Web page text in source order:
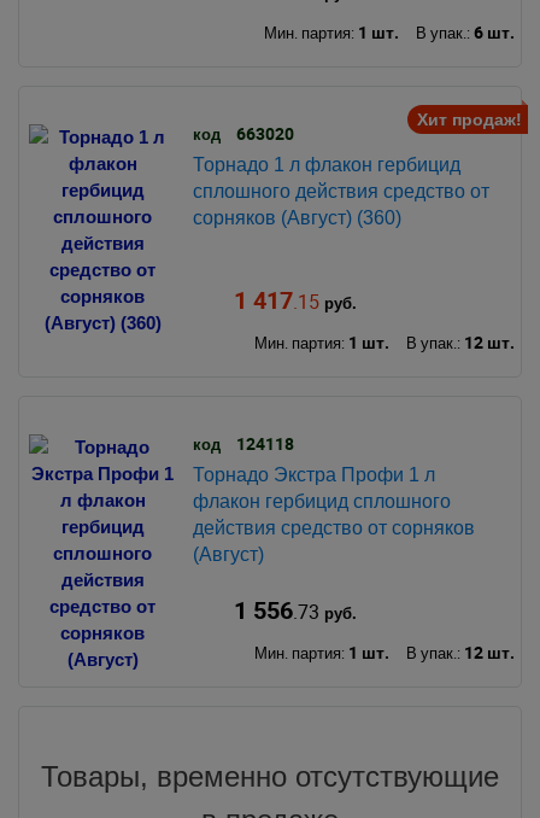
Мин. партия: 1 шт. В упак.: 6 шт.
Хит продаж!
код 663020
Торнадо 1 л флакон гербицид
сплошного действия средство от
сорняков (Август) (360)
1 417.15руб.
Мин. партия: 1 шт. В упак.: 12 шт.
код 124118
Торнадо Экстра Профи 1 л
флакон гербицид сплошного
действия средство от сорняков
(Август)
1 556.73 руб.
Мин. партия: 1 шт. В упак.: 12 шт.
Товары, временно отсутствующие